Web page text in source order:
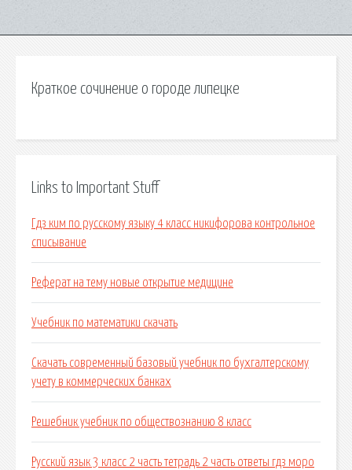
Краткое сочинение о городе липецке
Links to Important Stuff
Гдз ким по русскому языку 4 класс никифорова контрольное
списывание
Реферат на тему новые открытие медицине
Учебник по математики скачать
Скачать современный базовый учебник по бухгалтерскому
учету в коммерческих банках
Решебник учебник по обществознанию 8 класс
Русский язык 3 класс 2 часть тетрадь 2 часть ответы гдз моро